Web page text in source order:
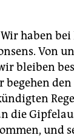
Wir haben bei
Von
bleiben
begehen
die
und